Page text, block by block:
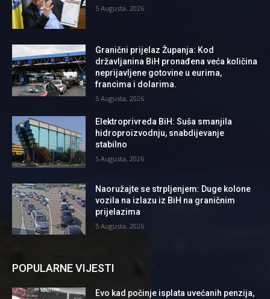
5 Augusta, 2026
Granični prijelaz Županja: Kod
državljanina BiH pronađena veća količina
neprijavljene gotovine u eurima,
francima i dolarima.
5 Augusta, 2026
Elektroprivreda BiH: Suša smanjila
hidroproizvodnju, snabdijevanje
stabilno
5 Augusta, 2026
Naoružajte se strpljenjem: Duge kolone
vozila na izlazu iz BiH na graničnim
prijelazima
5 Augusta, 2026
POPULARNE VIJESTI
Evo kad počinje isplata uvećanih penzija,